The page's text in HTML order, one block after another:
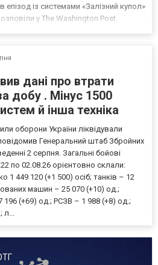
епізод із системами «Залізний купол»
у The Washington Post.
дані про втрати
добу . Мінус 1500
й інша техніка
оборони України ліквідували
Генеральний штаб Збройних
2 серпня. Загальні бойові
по 02.08.26 орієнтовно склали:
1 449 120 (+1 500) осіб; танків – 12
машин – 25 070 (+10) од.;
196 (+69) од.; РСЗВ – 1 988 (+8) од.;
л...